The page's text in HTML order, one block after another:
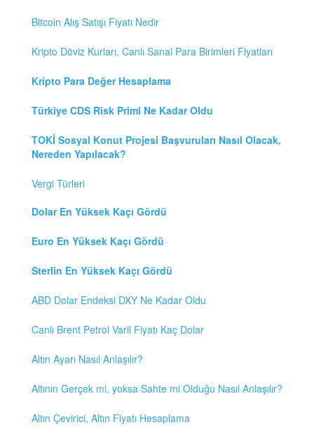
Bitcoin Alış Satışı Fiyatı Nedir
Kripto Döviz Kurları, Canlı Sanal Para Birimleri Fiyatları
Kripto Para Değer Hesaplama
Türkiye CDS Risk Primi Ne Kadar Oldu
TOKİ Sosyal Konut Projesi Başvuruları Nasıl Olacak,
Nereden Yapılacak?
Vergi Türleri
Dolar En Yüksek Kaçı Gördü
Euro En Yüksek Kaçı Gördü
Sterlin En Yüksek Kaçı Gördü
ABD Dolar Endeksi DXY Ne Kadar Oldu
Canlı Brent Petrol Varil Fiyatı Kaç Dolar
Altın Ayarı Nasıl Anlaşılır?
Altının Gerçek mi, yoksa Sahte mi Olduğu Nasıl Anlaşılır?
Altın Çevirici, Altın Fiyatı Hesaplama